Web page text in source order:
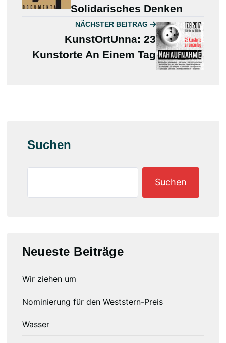
Solidarisches Denken
NÄCHSTER BEITRAG
KunstOrtUnna: 23
Kunstorte An Einem Tag
Suchen
Suchen
Neueste Beiträge
Wir ziehen um
Nominierung für den Weststern-Preis
Wasser